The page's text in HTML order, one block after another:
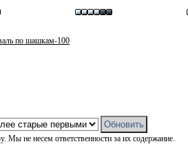
по шашкам-100
Мы не несем ответственности за их содержание.